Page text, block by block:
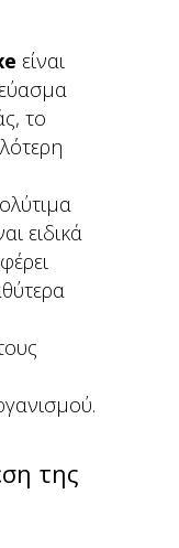
είναι
το
ειδικά
της